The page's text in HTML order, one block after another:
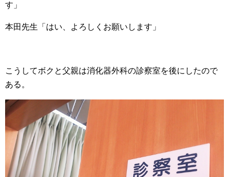
す」
本田先生「はい、よろしくお願いします」
こうしてボクと父親は消化器外科の診察室を後にしたので
ある。